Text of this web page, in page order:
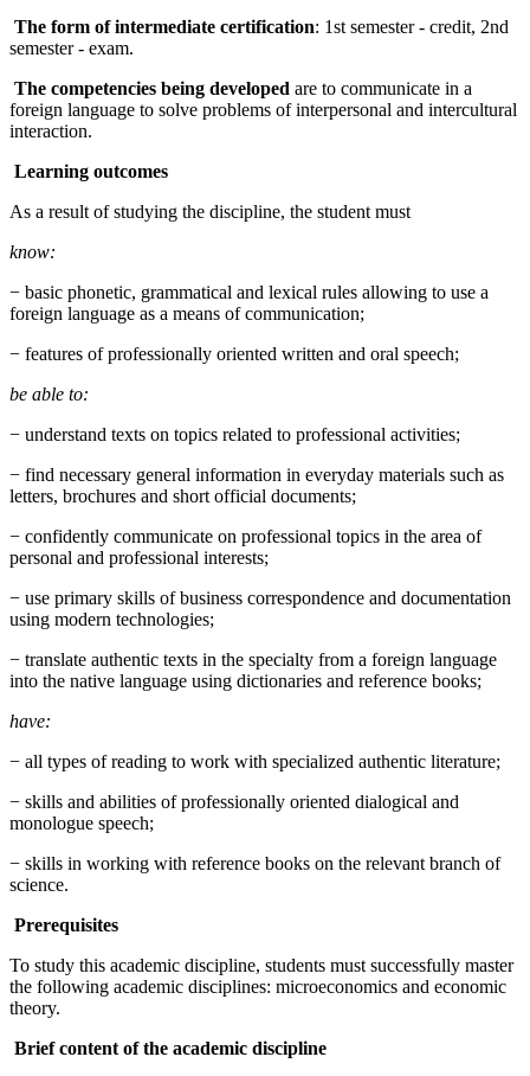
The form of intermediate certification: 1st semester - credit, 2nd
semester - exam.
The competencies being developed are to communicate in a
foreign language to solve problems of interpersonal and intercultural
interaction.
Learning outcomes
As a result of studying the discipline, the student must
know:
− basic phonetic, grammatical and lexical rules allowing to use a
foreign language as a means of communication;
− features of professionally oriented written and oral speech;
be able to:
− understand texts on topics related to professional activities;
− find necessary general information in everyday materials such as
letters, brochures and short official documents;
− confidently communicate on professional topics in the area of
personal and professional interests;
− use primary skills of business correspondence and documentation
using modern technologies;
− translate authentic texts in the specialty from a foreign language
into the native language using dictionaries and reference books;
have:
− all types of reading to work with specialized authentic literature;
− skills and abilities of professionally oriented dialogical and
monologue speech;
− skills in working with reference books on the relevant branch of
science.
Prerequisites
To study this academic discipline, students must successfully master
the following academic disciplines: microeconomics and economic
theory.
Brief content of the academic discipline